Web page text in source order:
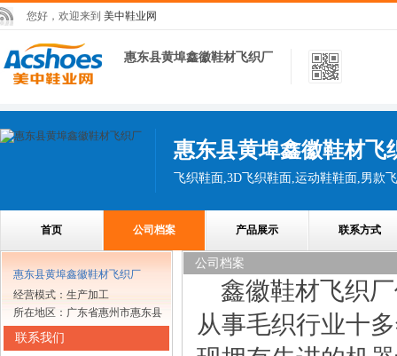
您好，欢迎来到 美中鞋业网
惠东县黄埠鑫徽鞋材飞织厂
惠东县黄埠鑫徽鞋材飞
飞织鞋面,3D飞织鞋面,运动鞋鞋面,男款
首页 公司档案 产品展示 联系方式
惠东县黄埠鑫徽鞋材飞织厂
经营模式：生产加工
所在地区：广东省惠州市惠东县
联系我们
公司档案
鑫徽鞋材飞织
从事毛织行业十